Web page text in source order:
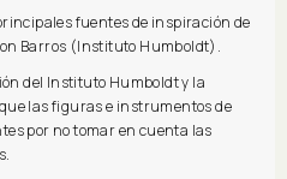
fuentes de inspiración de
Barros (Instituto Humboldt).
del Instituto Humboldt y la
las figuras e instrumentos de
por no tomar en cuenta las